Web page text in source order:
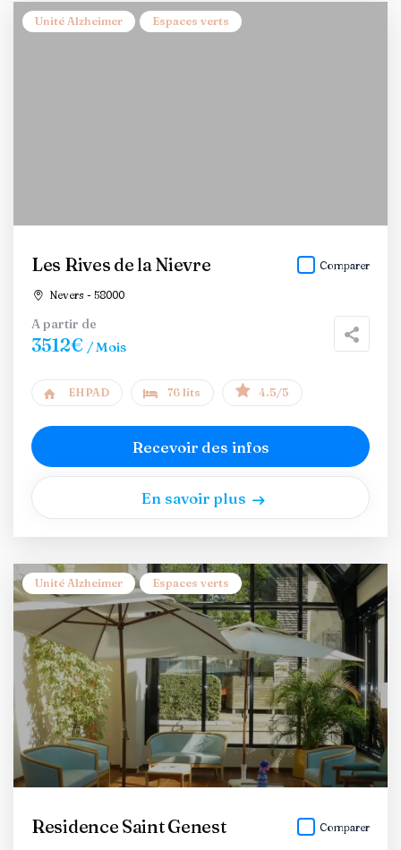
Unité Alzheimer Espaces verts
Les Rives de la Nievre
Nevers - 58000
Comparer
A partir de
3512€ / Mois
EHPAD 76 lits 4.5/5
Recevoir des infos
En savoir plus
Unité Alzheimer Espaces verts
Residence Saint Genest Comparer